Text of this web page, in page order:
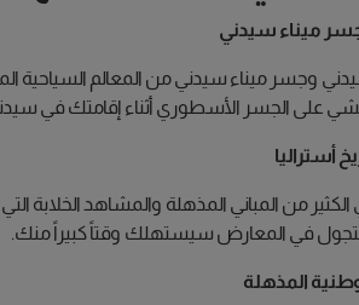
ميناء سيدني
سيدني وجسر ميناء سيدني من المعالم
على الجسر الأسطوري أثناء إقامتك في
أستراليا
من المباني المذهلة والمشاهد الخلابة
في المعارض سيستهلك وقتاً كبيراً منك.
المذهلة